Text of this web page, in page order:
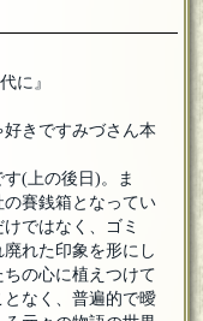
に』
きですみづさん本
(上の後日)。ま
賽銭箱となってい
ではなく、ゴミ
れた印象を形にし
の心に植えつけて
なく、普遍的で曖